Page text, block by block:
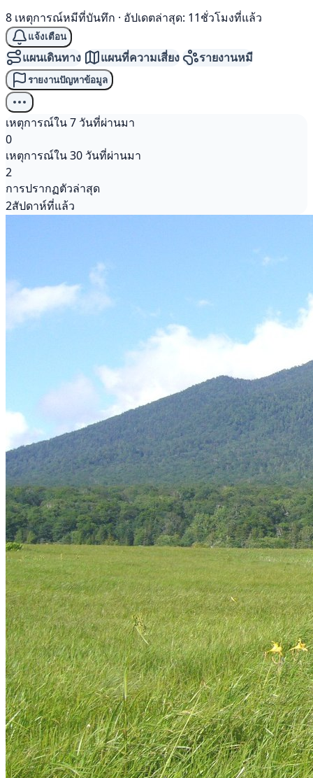
8 เหตุการณ์หมีที่บันทึก · อัปเดตล่าสุด: 11ชั่วโมงที่แล้ว
แจ้งเตือน
แผนเดินทาง แผนที่ความเสี่ยง รายงานหมี
รายงานปัญหาข้อมูล
เหตุการณ์ใน 7 วันที่ผ่านมา
0
เหตุการณ์ใน 30 วันที่ผ่านมา
2
การปรากฏตัวล่าสุด
2สัปดาห์ที่แล้ว